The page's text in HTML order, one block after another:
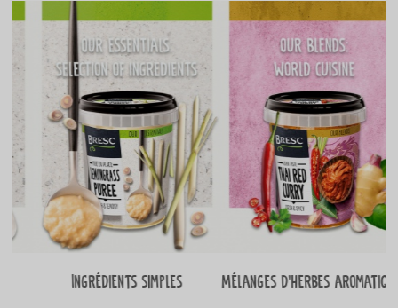
Ingrédients simples Mélanges d’herbes aromatiques